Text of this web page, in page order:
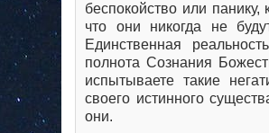
беспокойство или панику,
что они никогда не
Единственная
полнота Сознания
испытываете такие
своего истинного
они.